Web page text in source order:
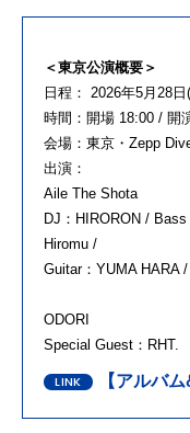
＜東京公演概要＞
日程： 2026年5月28日
時間：開場 18:00 / 開
会場：東京・Zepp
出演：
Aile The Shota
DJ：HIRORON /
Hiromu /
Guitar：YUMA HARA
ODORI
Special Guest：RHT.
【アルバ